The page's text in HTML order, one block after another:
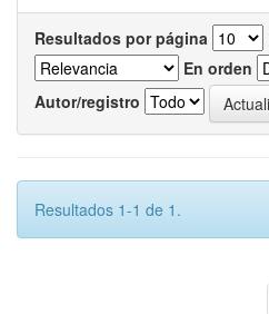
Resultados por página
En orden
Autor/registro
Resultados 1-1 de 1.